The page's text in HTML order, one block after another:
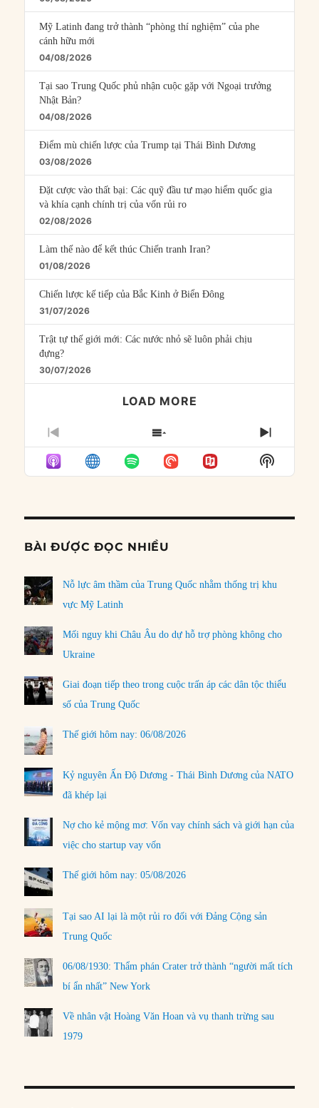
Mỹ Latinh đang trở thành “phòng thí nghiệm” của phe
cánh hữu mới
04/08/2026
Tại sao Trung Quốc phủ nhận cuộc gặp với Ngoại trưởng
Nhật Bản?
04/08/2026
Điểm mù chiến lược của Trump tại Thái Bình Dương
03/08/2026
Đặt cược vào thất bại: Các quỹ đầu tư mạo hiểm quốc gia
và khía cạnh chính trị của vốn rủi ro
02/08/2026
Làm thế nào để kết thúc Chiến tranh Iran?
01/08/2026
Chiến lược kế tiếp của Bắc Kinh ở Biển Đông
31/07/2026
Trật tự thế giới mới: Các nước nhỏ sẽ luôn phải chịu
đựng?
30/07/2026
LOAD MORE
PREVIOUS
EPISODE
SHOW
EPISODES
LIST
NEXT
Show
Podcast
BÀI ĐƯỢC ĐỌC NHIỀU
Nỗ lực âm thầm của Trung Quốc nhằm thống trị khu
vực Mỹ Latinh
Mối nguy khi Châu Âu do dự hỗ trợ phòng không cho
Ukraine
Giai đoạn tiếp theo trong cuộc trấn áp các dân tộc thiểu
số của Trung Quốc
Thế giới hôm nay: 06/08/2026
Kỷ nguyên Ấn Độ Dương - Thái Bình Dương của NATO
đã khép lại
Nợ cho kẻ mộng mơ: Vốn vay chính sách và giới hạn của
việc cho startup vay vốn
Thế giới hôm nay: 05/08/2026
Tại sao AI lại là một rủi ro đối với Đảng Cộng sản
Trung Quốc
06/08/1930: Thẩm phán Crater trở thành “người mất tích
bí ẩn nhất” New York
Về nhân vật Hoàng Văn Hoan và vụ thanh trừng sau
1979